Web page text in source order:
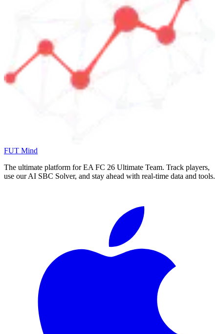
FUT Mind
The ultimate platform for EA FC 26 Ultimate Team. Track players,
use our AI SBC Solver, and stay ahead with real-time data and tools.